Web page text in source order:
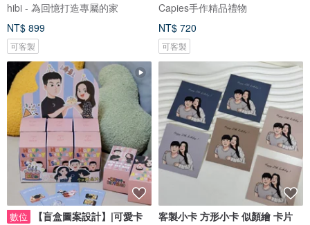
hibi - 為回憶打造專屬的家
NT$ 899
可客製
Capies手作精品禮物
NT$ 720
可客製
數位
【盲盒圖案設計】|可愛卡
客製小卡 方形小卡 似顏繪 卡片